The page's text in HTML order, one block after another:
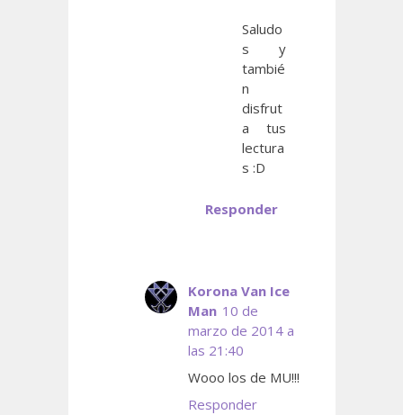
Saludo
s y
tambié
n
disfrut
a tus
lectura
s :D
Responder
Korona Van Ice
Man 10 de
marzo de 2014 a
las 21:40
Wooo los de MU!!!
Responder